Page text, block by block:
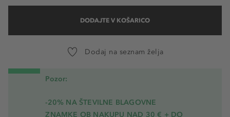
DODAJTE V KOŠARICO
Dodaj na seznam želja
Pozor:
-20% NA ŠTEVILNE BLAGOVNE
ZNAMKE OB NAKUPU NAD 30 € + DO